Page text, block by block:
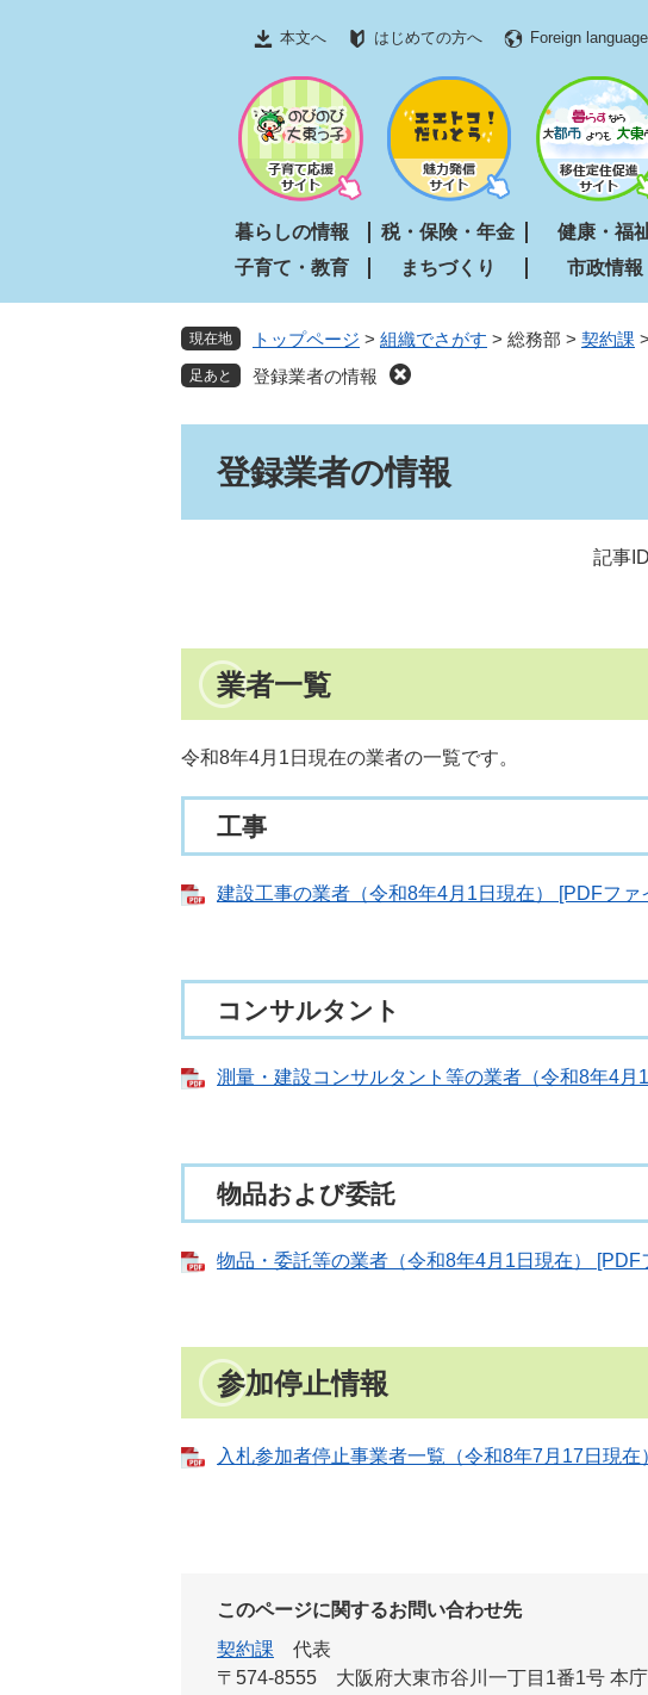
文
本文へ はじめての方へ Foreign language
暮らしの情報 税・保険・年金
健康・福
子育て・教育
まちづくり 市政情報
現在地 トップページ > 組織でさがす > 総務部 > 契約課 >
登録業者の情報
登録業者の情報
記事
業者一覧
令和8年4月1日現在の業者の一覧です。
工事
建設工事の業者（令和8年4月1日現在） [PDFファ
コンサルタント
測量・建設コンサルタント等の業者（令和8年4月
物品および委託
物品・委託等の業者（令和8年4月1日現在） [PDF
参加停止情報
入札参加者停止事業者一覧（令和8年7月17日現
このページに関するお問い合わせ先
契約課
代表
〒574-8555
大阪府大東市谷川一丁目1番1号 本